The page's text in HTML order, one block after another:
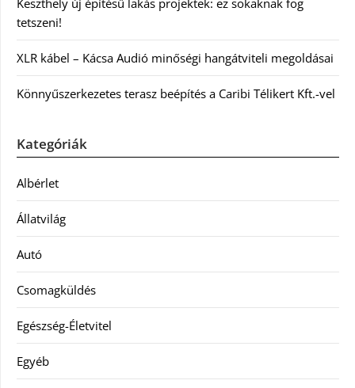
Keszthely új építésű lakás projektek: ez sokaknak fog
tetszeni!
XLR kábel – Kácsa Audió minőségi hangátviteli megoldásai
Könnyűszerkezetes terasz beépítés a Caribi Télikert Kft.-vel
Kategóriák
Albérlet
Állatvilág
Autó
Csomagküldés
Egészség-Életvitel
Egyéb